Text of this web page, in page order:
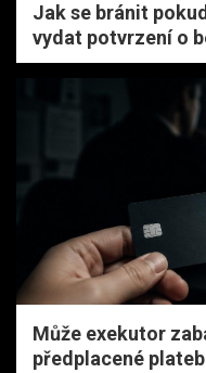
Jak se bránit
vydat potvrzení o
Může exekutor
předplacené